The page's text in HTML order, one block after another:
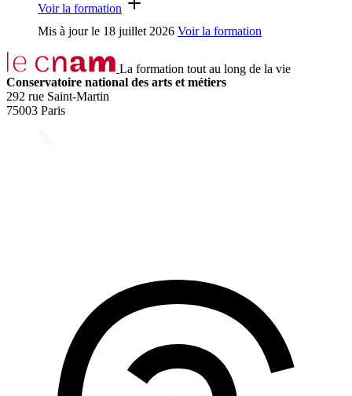
Voir la formation
Mis à jour le 18 juillet 2026 Voir la formation
La formation tout au long de la vie
Conservatoire national des arts et métiers
292 rue Saint-Martin
75003 Paris